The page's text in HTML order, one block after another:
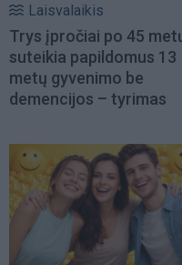
Laisvalaikis
Trys įpročiai po 45
suteikia papildomus 13
metų gyvenimo be
demencijos – tyrimas